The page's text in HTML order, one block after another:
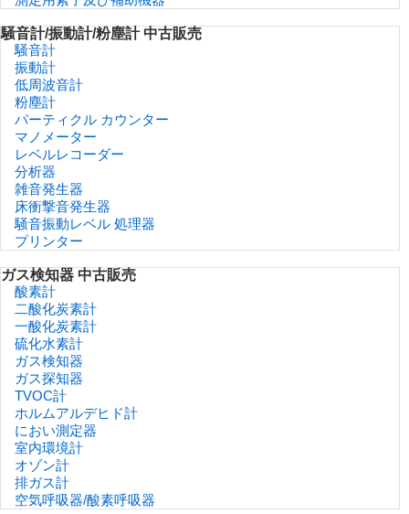
騒音計/振動計/粉塵計 中古販売
騒音計
振動計
低周波音計
粉塵計
パーティクル カウンター
マノメーター
レベルレコーダー
分析器
雑音発生器
床衝撃音発生器
騒音振動レベル 処理器
プリンター
ガス検知器 中古販売
酸素計
二酸化炭素計
一酸化炭素計
硫化水素計
ガス検知器
ガス探知器
TVOC計
ホルムアルデヒド計
におい測定器
室内環境計
オゾン計
排ガス計
空気呼吸器/酸素呼吸器